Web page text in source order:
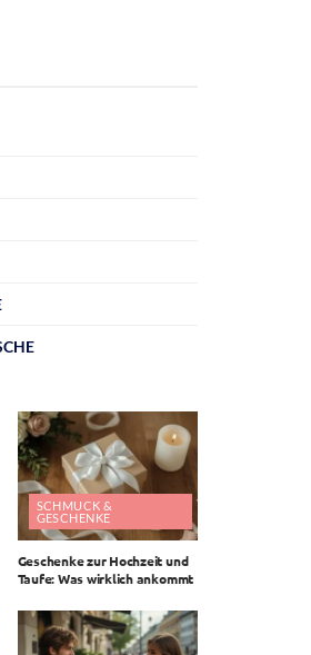
SCHMUCK &
GESCHENKE
Geschenke zur Hochzeit und
Taufe: Was wirklich ankommt